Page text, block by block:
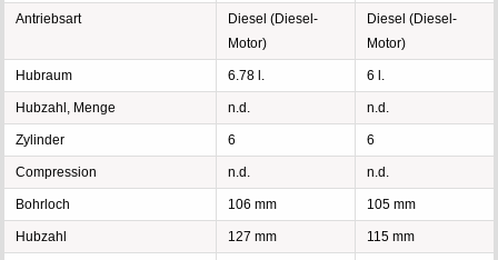
Antriebsart
Diesel (Diesel-
Motor)
Diesel (Diesel-
Motor)
Hubraum 6.78 l. 6 l.
Hubzahl, Menge n.d. n.d.
Zylinder 6 6
Compression n.d. n.d.
Bohrloch 106 mm 105 mm
Hubzahl 127 mm 115 mm